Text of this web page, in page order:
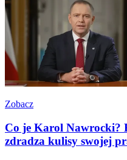
Zobacz
Co je Karol Nawrocki?
zdradza kulisy swojej